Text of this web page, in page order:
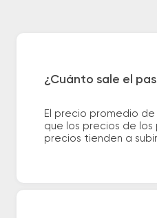
¿Cuánto sale el
El precio promedio
que los precios de
precios tienden a